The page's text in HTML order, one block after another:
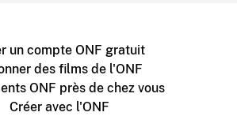
un compte ONF gratuit
des films de l'ONF
ONF près de chez vous
Créer avec l'ONF